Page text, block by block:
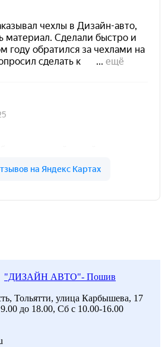
"ДИЗАЙН АВТО"- Пошив
Тольятти, улица Карбышева, 17
до 18.00, Сб с 10.00-16.00